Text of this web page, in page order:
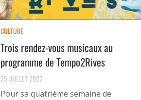
CULTURE
Trois rendez-vous musicaux au
programme de Tempo2Rives
25 JUILLET 2022
Pour sa quatrième semaine de